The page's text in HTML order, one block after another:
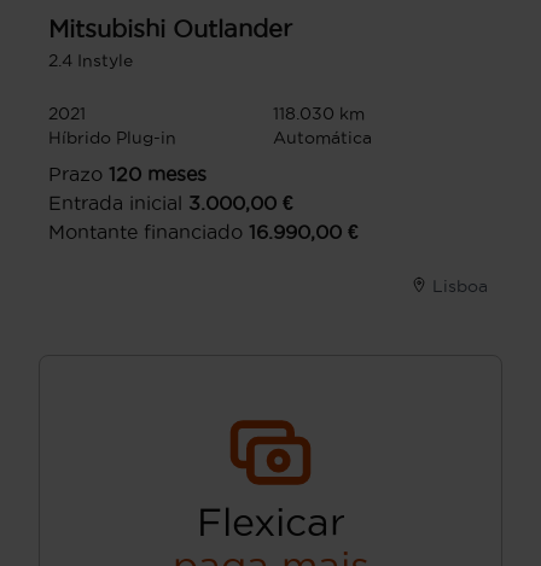
Mitsubishi Outlander
2.4 Instyle
2021
118.030 km
Híbrido Plug-in
Automática
Prazo 120 meses
Entrada inicial 3.000,00 €
Montante financiado 16.990,00 €
Lisboa
Flexicar